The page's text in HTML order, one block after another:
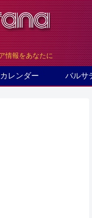
情報をあなたに
カレンダー バルサ